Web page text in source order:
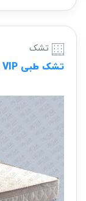
تشک
تشک طبی VIP دو نفره (فنر متصل)